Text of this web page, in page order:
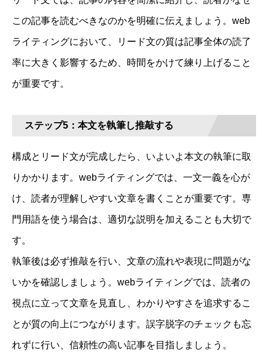
この記事を読むべきなのかを明確に伝えましょう。web
ライティングにおいて、リード文の質は記事全体の読了
率に大きく影響するため、時間をかけて練り上げること
が重要です。
ステップ5：本文を執筆し推敲する
構成とリード文が完成したら、いよいよ本文の執筆に取
りかかります。webライティングでは、一文一義を心が
け、読者が理解しやすい文章を書くことが重要です。専
門用語を使う場合は、適切な説明を加えることも大切で
す。
執筆後は必ず推敲を行い、文章の流れや表現に問題がな
いかを確認しましょう。webライティングでは、読者の
視点に立って文章を見直し、わかりやすさを追求するこ
とが質の向上につながります。誤字脱字のチェックも忘
れずに行い、信頼性の高い記事を目指しましょう。